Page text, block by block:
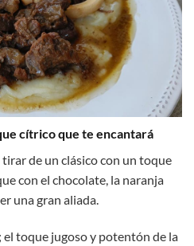
cítrico que te encantará
tirar de un clásico con un toque
con el chocolate, la naranja
una gran aliada.
el toque jugoso y potentón de la